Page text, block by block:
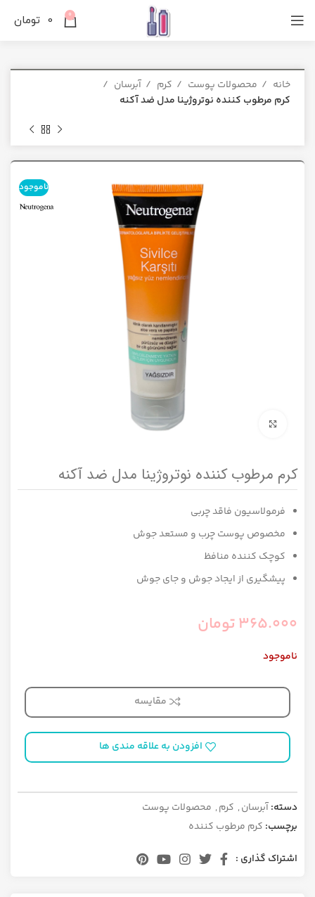
0
0 تومان
خانه محصولات پوست کرم
آبرسان
کرم مرطوب کننده نوتروژینا مدل ضد آکنه
ناموجود
برای بزرگنمایی کلیک کنید
کرم مرطوب کننده نوتروژینا مدل ضد آکنه
فرمولاسیون فاقد چربی
مخصوص پوست چرب و مستعد جوش
کوچک کننده منافظ
پیشگیری از ایجاد جوش و جای جوش
365.000تومان
ناموجود
مقایسه
افزودن به علاقه مندی ها
دسته:آبرسان, کرم, محصولات پوست
برچسب: کرم مرطوب کننده
اشتراک گذاری :